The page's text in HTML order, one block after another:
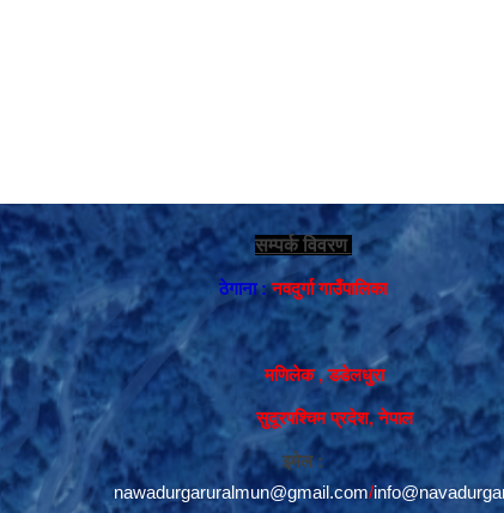
सम्पर्क विवरण
ठेगाना :नवदुर्गा गाउँपालिका
मणिलेक , डडेलधुरा
सुदूरपश्चिम प्रदेश, नेपाल
इमेल :
nawadurgaruralmun@gmail.com/